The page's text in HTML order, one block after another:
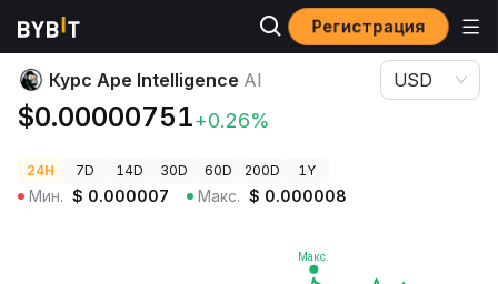
Регистрация
Цены криптовалют Курс Ape Intelligence AI
Курс Ape Intelligence AI
$0.00000751+0.26%
USD
24H 7D 14D 30D 60D 200D 1Y
Мин. $ 0.000007 Макс. $ 0.000008